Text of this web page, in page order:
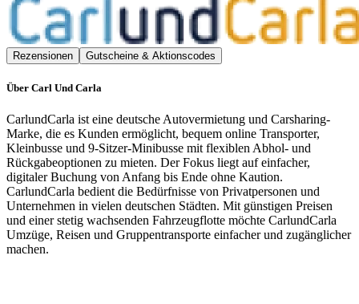
Rezensionen Gutscheine & Aktionscodes
Über Carl Und Carla
CarlundCarla ist eine deutsche Autovermietung und Carsharing-
Marke, die es Kunden ermöglicht, bequem online Transporter,
Kleinbusse und 9-Sitzer-Minibusse mit flexiblen Abhol- und
Rückgabeoptionen zu mieten. Der Fokus liegt auf einfacher,
digitaler Buchung von Anfang bis Ende ohne Kaution.
CarlundCarla bedient die Bedürfnisse von Privatpersonen und
Unternehmen in vielen deutschen Städten. Mit günstigen Preisen
und einer stetig wachsenden Fahrzeugflotte möchte CarlundCarla
Umzüge, Reisen und Gruppentransporte einfacher und zugänglicher
machen.